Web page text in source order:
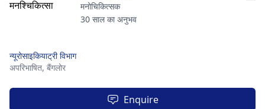
मनोचिकित्सक
30 साल का अनुभव
न्यूरोसाइकियाट्री विभाग
अपरिभाषित, बैंगलोर
Enquire